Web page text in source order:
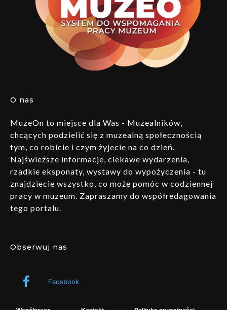
O nas
MuzeOn to miejsce dla Was - Muzealników,
chcących podzielić się z muzealną społecznością
tym, co robicie i czym żyjecie na co dzień.
Najświeższe informacje, ciekawe wydarzenia,
rzadkie eksponaty, wystawy do wypożyczenia - tu
znajdziecie wszystko, co może pomóc w codziennej
pracy w muzeum. Zapraszamy do współredagowania
tego portalu.
Obserwuj nas
Facebook